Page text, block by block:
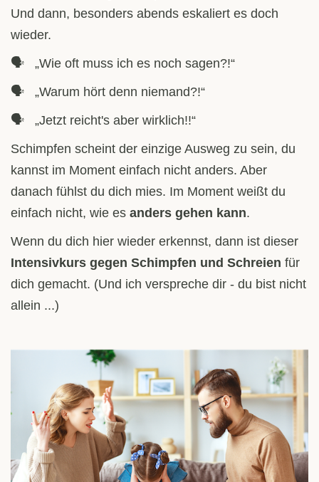
Und dann, besonders abends eskaliert es doch
wieder.
🗣️ „Wie oft muss ich es noch sagen?!“
🗣️ „Warum hört denn niemand?!“
🗣️ „Jetzt reicht's aber wirklich!!“
Schimpfen scheint der einzige Ausweg zu sein, du
kannst im Moment einfach nicht anders. Aber
danach fühlst du dich mies. Im Moment weißt du
einfach nicht, wie es anders gehen kann.
Wenn du dich hier wieder erkennst, dann ist dieser
Intensivkurs gegen Schimpfen und Schreien für
dich gemacht. (Und ich verspreche dir - du bist nicht
allein ...)